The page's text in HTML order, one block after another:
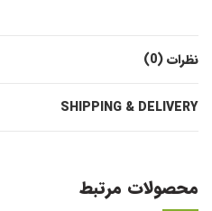
نظرات (0)
SHIPPING & DELIVERY
محصولات مرتبط